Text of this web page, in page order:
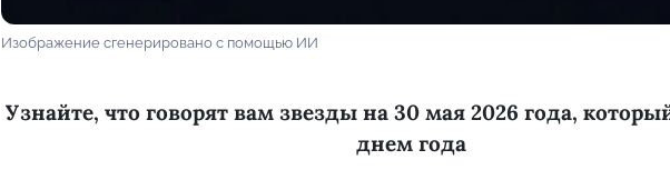
Изображение сгенерировано с помощью ИИ
Узнайте, что говорят вам звезды на 30 мая 2026 года,
днем года